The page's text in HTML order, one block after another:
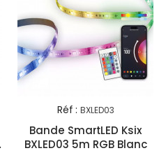
Réf : BXLED03
Bande SmartLED Ksix
BXLED03 5m RGB Blanc